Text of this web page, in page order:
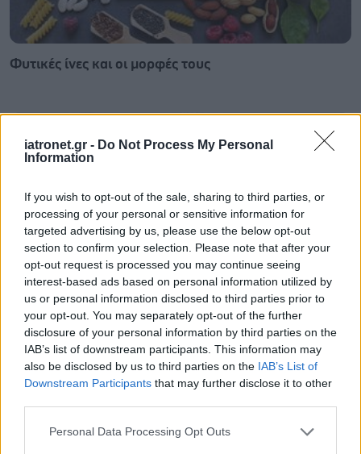
iatronet.gr - Do Not Process My Personal
Information
If you wish to opt-out of the sale, sharing to third parties, or
processing of your personal or sensitive information for
targeted advertising by us, please use the below opt-out
section to confirm your selection. Please note that after your
opt-out request is processed you may continue seeing
interest-based ads based on personal information utilized by
us or personal information disclosed to third parties prior to
your opt-out. You may separately opt-out of the further
disclosure of your personal information by third parties on the
IAB’s list of downstream participants. This information may
also be disclosed by us to third parties on the IAB’s List of
Downstream Participants that may further disclose it to other
Please note that this website/app uses one or more Google
Personal Data Processing Opt Outs
Φυτικές ίνες και οι μορφές τους
Αδ. Γεωργιάδης στη Ρόδο: ''Σε ενάμιση χρόνο, το
νοσοκομείο θα είναι καινούργιο''- 'Αμεσα μέτρα για
την αντιμετώπιση των σοβαρών ελλείψεων
προσωπικού